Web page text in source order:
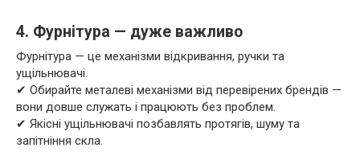
4. Фурнітура — дуже важливо
Фурнітура — це механізми відкривання, ручки та
ущільнювачі.
✔ Обирайте металеві механізми від перевірених брендів —
вони довше служать і працюють без проблем.
✔ Якісні ущільнювачі позбавлять протягів, шуму та
запітніння скла.